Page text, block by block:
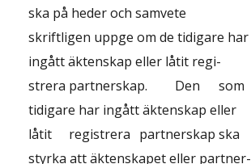
ska på heder och samvete
skriftligen uppge om de tidigare har
ingått äktenskap eller låtit regi-
strera partnerskap. Den som
tidigare har ingått äktenskap eller
låtit
registrera partnerskap ska
styrka att äktenskapet eller partner-